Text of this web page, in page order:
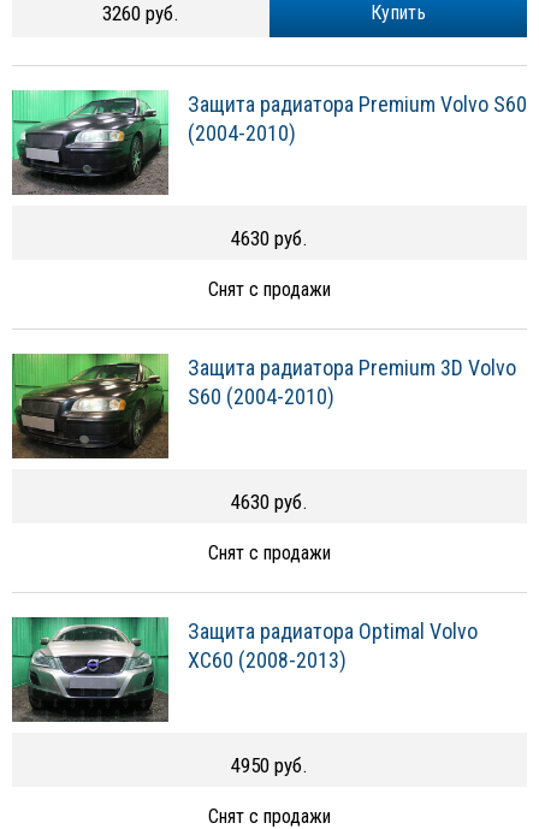
Купить
3260 руб.
Защита радиатора Premium Volvo S60
(2004-2010)
4630 руб.
Снят с продажи
Защита радиатора Premium 3D Volvo
S60 (2004-2010)
4630 руб.
Снят с продажи
Защита радиатора Optimal Volvo
XC60 (2008-2013)
4950 руб.
Снят с продажи